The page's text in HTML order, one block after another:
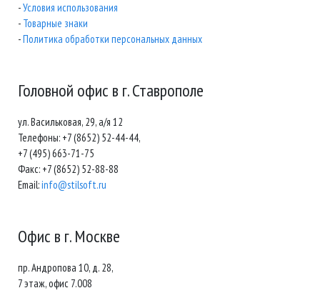
-Условия использования
- Товарные знаки
-Политика обработки персональных данных
Головной офис в г. Ставрополе
ул. Васильковая, 29, а/я 12
Телефоны: +7 (8652) 52-44-44,
+7 (495) 663-71-75
Факс: +7 (8652) 52-88-88
Email:info@stilsoft.ru
Офис в г. Москве
пр. Андропова 10, д. 28,
7 этаж, офис 7.008